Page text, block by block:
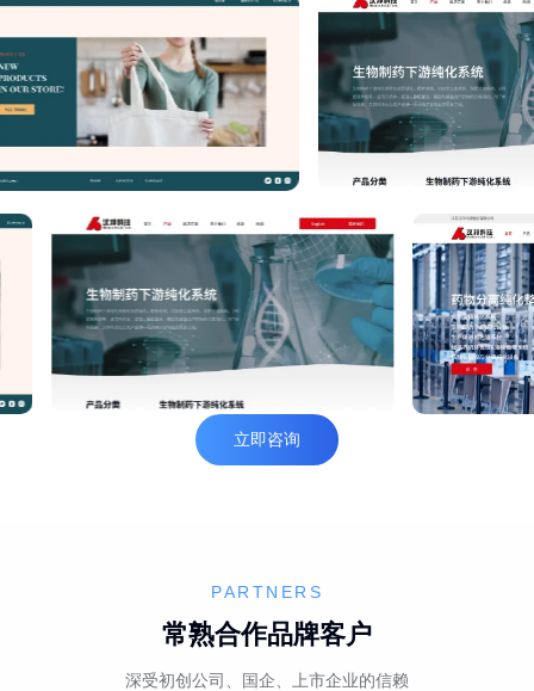
立即咨询
PARTNERS
常熟合作品牌客户
深受初创公司、国企、上市企业的信赖